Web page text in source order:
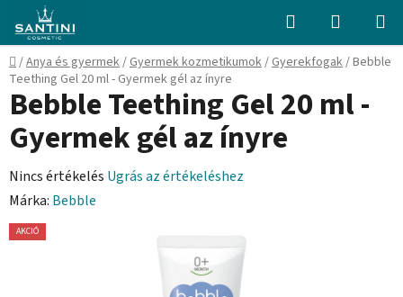
fő
tartalomhoz
Keresés KOSÁR
Kezdőlap
/Anya és gyermek/Gyermek kozmetikumok/Gyerekfogak/Bebble
Teething Gel 20 ml - Gyermek gél az ínyre
Bebble Teething Gel 20 ml -
Gyermek gél az ínyre
A
termék
átlagos
Nincs értékelés Ugrás az értékeléshez
Márka: Bebble
AKCIÓ